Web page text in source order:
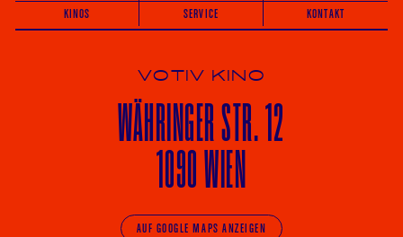
KINOS
SERVICE KONTAKT
VOTIV KINO
WÄHRINGERSTR. 12
1090 WIEN
AUF GOOGLE MAPS ANZEIGEN